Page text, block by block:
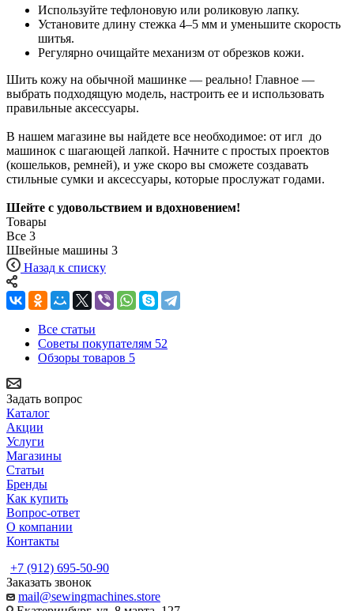
Используйте тефлоновую или роликовую лапку.
Установите длину стежка 4–5 мм и уменьшите скорость
шитья.
Регулярно очищайте механизм от обрезков кожи.
Шить кожу на обычной машинке — реально! Главное —
выбрать подходящую модель, настроить ее и использовать
правильные аксессуары.
В нашем магазине вы найдете все необходимое: от игл до
машинок с шагающей лапкой. Начните с простых проектов
(кошельков, ремней), и уже скоро вы сможете создавать
стильные сумки и аксессуары, которые прослужат годами.
Шейте с удовольствием и вдохновением!
Товары
Все 3
Швейные машины 3
Назад к списку
Все статьи
Советы покупателям 52
Обзоры товаров 5
Задать вопрос
Каталог
Акции
Услуги
Магазины
Статьи
Бренды
Как купить
Вопрос-ответ
О компании
Контакты
+7 (912) 695-50-90
Заказать звонок
mail@sewingmachines.store